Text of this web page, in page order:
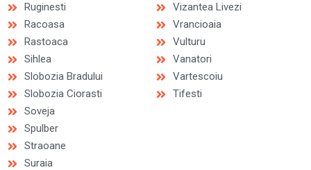
Ruginesti
Racoasa
Rastoaca
Sihlea
Slobozia Bradului
Slobozia Ciorasti
Soveja
Spulber
Straoane
Suraia
Vizantea Livezi
Vrancioaia
Vulturu
Vanatori
Vartescoiu
Tifesti